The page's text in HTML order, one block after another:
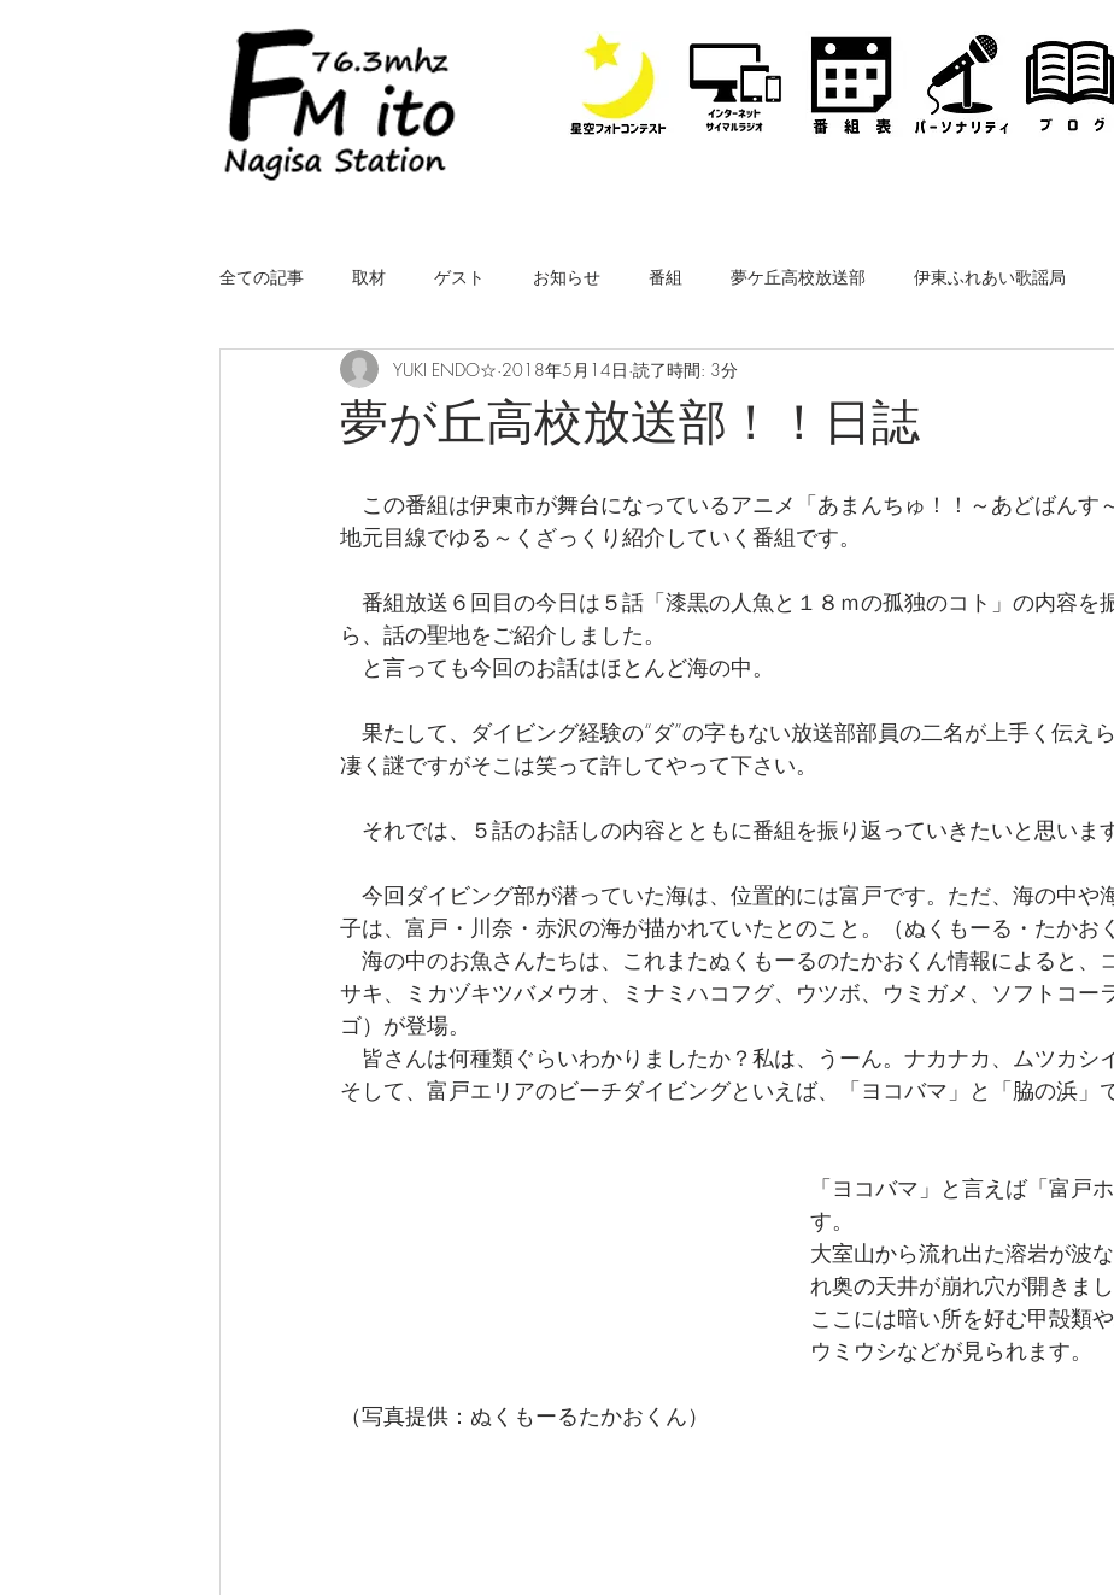
全ての記事 取材 ゲスト お知らせ 番組 夢ケ丘高校放送部 伊東ふれあい歌謡局
LIVE（中継） 星空スケッチ なぎさ・フリースタイルレディオ
夢が丘高校放送部！！日誌
YUKI ENDO☆ 2018年5月14日 読了時間: 3分
この番組は伊東市が舞台になっているアニメ「あまんちゅ！！～あどばんす
地元目線でゆる～くざっくり紹介していく番組です。
番組放送６回目の今日は５話「漆黒の人魚と１８ｍの孤独のコト」の内容を
ら、話の聖地をご紹介しました。
と言っても今回のお話はほとんど海の中。
果たして、ダイビング経験の“ダ”の字もない放送部部員の二名が上手く伝え
凄く謎ですがそこは笑って許してやって下さい。
それでは、５話のお話しの内容とともに番組を振り返っていきたいと思います
今回ダイビング部が潜っていた海は、位置的には富戸です。ただ、海の中や
子は、富戸・川奈・赤沢の海が描かれていたとのこと。（ぬくもーる・たかお
海の中のお魚さんたちは、これまたぬくもーるのたかおくん情報によると、
サキ、ミカヅキツバメウオ、ミナミハコフグ、ウツボ、ウミガメ、ソフトコー
ゴ）が登場。
皆さんは何種類ぐらいわかりましたか？私は、うーん。ナカナカ、ムツカシ
そして、富戸エリアのビーチダイビングといえば、「ヨコバマ」と「脇の浜」で
「ヨコバマ」と言えば「富戸
す。
大室山から流れ出た溶岩が波
れ奥の天井が崩れ穴が開きまし
ここには暗い所を好む甲殻類や
ウミウシなどが見られます。
（写真提供：ぬくもーるたかおくん）